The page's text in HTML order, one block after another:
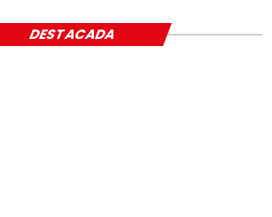
DESTACADA